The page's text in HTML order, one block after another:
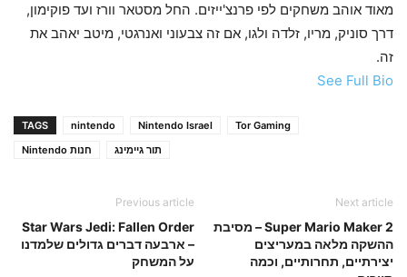
מאוד אוהב משחקים לפי פרנצ'ייזים. החל מסטאר וורז ועד פוקימון,
דרך סוניק, מריו, זלדה ולגו, אם זה צבעוני ואנרגטי, מיטב יאהב את
זה.
See Full Bio
TAGS nintendo Nintendo Israel
Tor Gaming
חנות Nintendo
תור גיימינג
Previous article
Star Wars Jedi: Fallen Order
– ארבעה דברים גדולים שלמדנו
על המשחק
Next article
Super Mario Maker 2 – מסיבת
ההשקה מלאה במעריצים
יצירתיים, תחרותיים, וכמה